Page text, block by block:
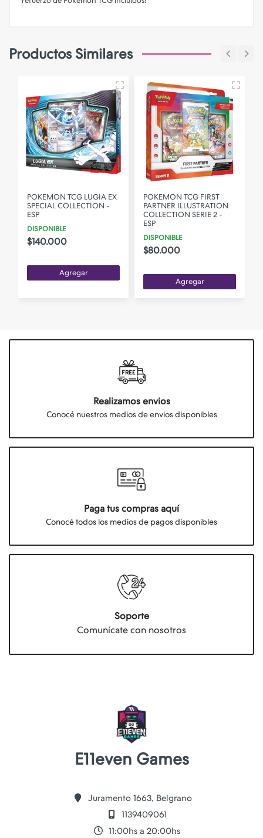
Productos Similares
POKEMON TCG LUGIA EX
SPECIAL COLLECTION -
ESP
DISPONIBLE
$140.000
Agregar
POKEMON TCG FIRST
PARTNER ILLUSTRATION
COLLECTION SERIE 2 -
ESP
DISPONIBLE
$80.000
Agregar
Realizamos envios
Conocé nuestros medios de envios disponibles
Paga tus compras aquí
Conocé todos los medios de pagos disponibles
Soporte
Comunícate con nosotros
E11even Games
Juramento 1663, Belgrano
1139409061
11:00hs a 20:00hs